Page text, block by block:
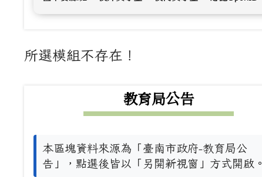
主內容區域
所選模組不存在！
教育局公告
本區塊資料來源為「臺南市政府-教育局公
告」，點選後皆以「另開新視窗」方式開啟。